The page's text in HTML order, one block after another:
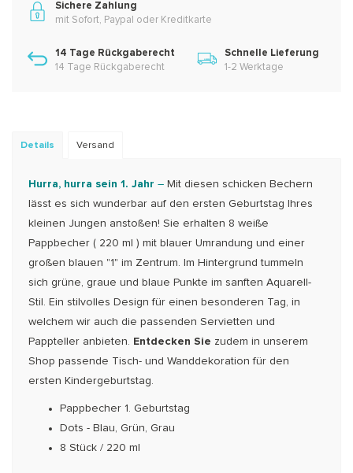
Sichere Zahlung
mit Sofort, Paypal oder Kreditkarte
14 Tage Rückgaberecht
14 Tage Rückgaberecht
Schnelle Lieferung
1-2 Werktage
Details Versand
Hurra, hurra sein 1. Jahr – Mit diesen schicken Bechern
lässt es sich wunderbar auf den ersten Geburtstag Ihres
kleinen Jungen anstoßen! Sie erhalten 8 weiße
Pappbecher ( 220 ml ) mit blauer Umrandung und einer
großen blauen "1" im Zentrum. Im Hintergrund tummeln
sich grüne, graue und blaue Punkte im sanften Aquarell-
Stil. Ein stilvolles Design für einen besonderen Tag, in
welchem wir auch die passenden Servietten und
Pappteller anbieten. Entdecken Sie zudem in unserem
Shop passende Tisch- und Wanddekoration für den
ersten Kindergeburtstag.
Pappbecher 1. Geburtstag
Dots - Blau, Grün, Grau
8 Stück / 220 ml